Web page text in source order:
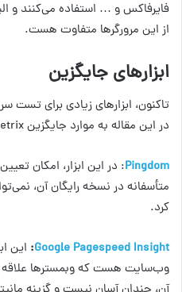
فایرفاکس و … استفاده می‌کنند و
از این مرورگرها متفاوت هست.
ابزارهای جایگزین
تاکنون، ابزارهای زیادی برای
در این مقاله به موارد جایگزین GTMetrix می‌پردازیم:
Pingdom: در این ابزار، امکان
متأسفانه در نسخه رایگان آن،
کرد.
Google Pagespeed Insight
: این
وب‌سایت هست که وبمسترها علاقه